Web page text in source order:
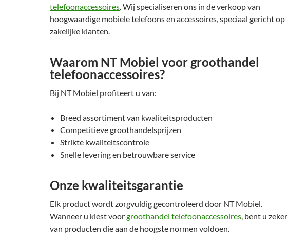
telefoonaccessoires. Wij specialiseren ons in de verkoop van
hoogwaardige mobiele telefoons en accessoires, speciaal gericht op
zakelijke klanten.
Waarom NT Mobiel voor groothandel
telefoonaccessoires?
Bij NT Mobiel profiteert u van:
Breed assortiment van kwaliteitsproducten
Competitieve groothandelsprijzen
Strikte kwaliteitscontrole
Snelle levering en betrouwbare service
Onze kwaliteitsgarantie
Elk product wordt zorgvuldig gecontroleerd door NT Mobiel.
Wanneer u kiest voorgroothandel telefoonaccessoires, bent u zeker
van producten die aan de hoogste normen voldoen.